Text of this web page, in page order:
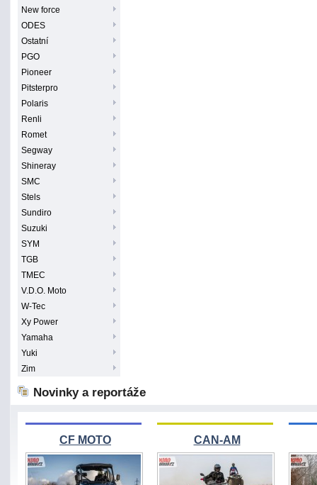
New force
ODES
Ostatní
PGO
Pioneer
Pitsterpro
Polaris
Renli
Romet
Segway
Shineray
SMC
Stels
Sundiro
Suzuki
SYM
TGB
TMEC
V.D.O. Moto
W-Tec
Xy Power
Yamaha
Yuki
Zim
Novinky a reportáže
CF MOTO CAN-AM